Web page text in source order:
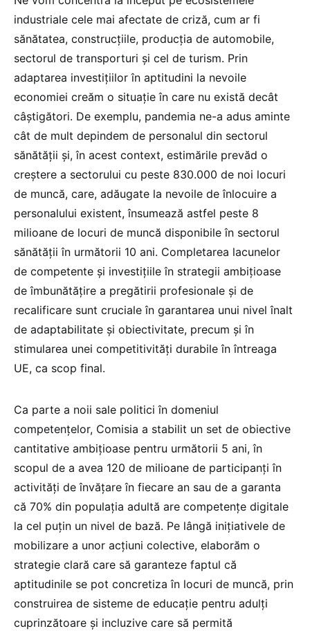
industriale cele mai afectate de criză, cum ar fi
sănătatea, construcțiile, producția de automobile,
sectorul de transporturi și cel de turism. Prin
adaptarea investițiilor în aptitudini la nevoile
economiei creăm o situație în care nu există decât
câștigători. De exemplu, pandemia ne-a adus aminte
cât de mult depindem de personalul din sectorul
sănătății și, în acest context, estimările prevăd o
creștere a sectorului cu peste 830.000 de noi locuri
de muncă, care, adăugate la nevoile de înlocuire a
personalului existent, însumează astfel peste 8
milioane de locuri de muncă disponibile în sectorul
sănătății în următorii 10 ani. Completarea lacunelor
de competente și investițiile în strategii ambițioase
de îmbunătățire a pregătirii profesionale și de
recalificare sunt cruciale în garantarea unui nivel înalt
de adaptabilitate și obiectivitate, precum și în
stimularea unei competitivități durabile în întreaga
UE, ca scop final.
Ca parte a noii sale politici în domeniul
competențelor, Comisia a stabilit un set de obiective
cantitative ambițioase pentru următorii 5 ani, în
scopul de a avea 120 de milioane de participanți în
activități de învățare în fiecare an sau de a garanta
că 70% din populația adultă are competențe digitale
la cel puțin un nivel de bază. Pe lângă inițiativele de
mobilizare a unor acțiuni colective, elaborăm o
strategie clară care să garanteze faptul că
aptitudinile se pot concretiza în locuri de muncă, prin
construirea de sisteme de educație pentru adulți
cuprinzătoare și incluzive care să permită